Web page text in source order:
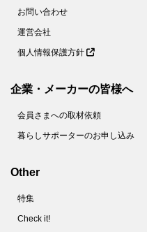
お問い合わせ
運営会社
個人情報保護方針
企業・メーカーの皆様へ
会員さまへの取材依頼
暮らしサポーターのお申し込み
Other
特集
Check it!